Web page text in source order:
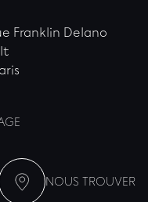
Franklin Delano
NOUS TROUVER